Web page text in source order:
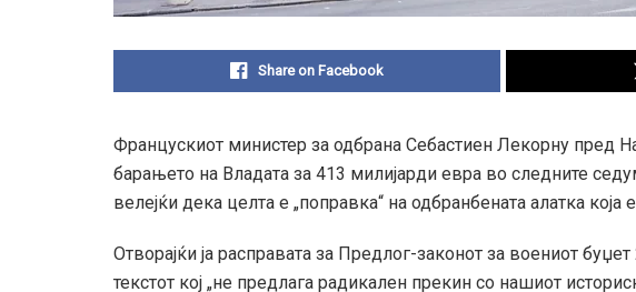
Share on Facebook
Францускиот министер за одбрана Себастиен Лекорну пред
барањето на Владата за 413 милијарди евра во следните
велејќи дека целта е „поправка“ на одбранбената алатка која
Отворајќи ја расправата за Предлог-законот за воениот
текстот кој „не предлага радикален прекин со нашиот